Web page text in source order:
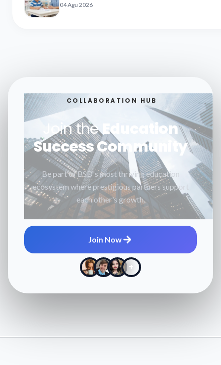
04 Agu 2026
COLLABORATION HUB
Join theEducation
Success Community
Be part of BSD's most thriving education
ecosystem where prestigious partners support
each other's growth.
Join Now
+